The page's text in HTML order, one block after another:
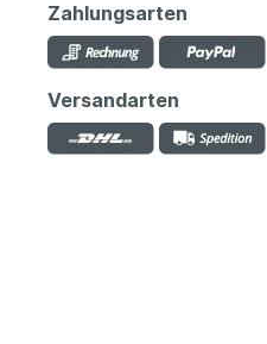
Zahlungsarten
Versandarten